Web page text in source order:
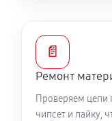
📄
Ремонт
Проверяем цепи
чипсет и пайку,